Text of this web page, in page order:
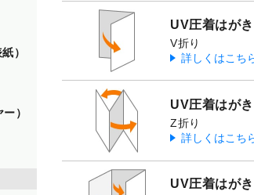
）
）
UV圧着はがき
V折り
詳しくはこち
UV圧着はがき
Z折り
詳しくはこち
UV圧着はがき